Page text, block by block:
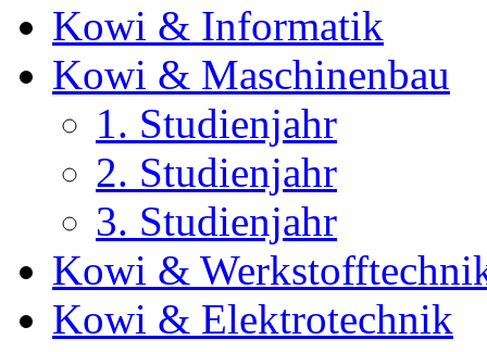
Kowi & Informatik
Kowi & Maschinenbau
1. Studienjahr
2. Studienjahr
3. Studienjahr
Kowi &
Kowi & Elektrotechnik